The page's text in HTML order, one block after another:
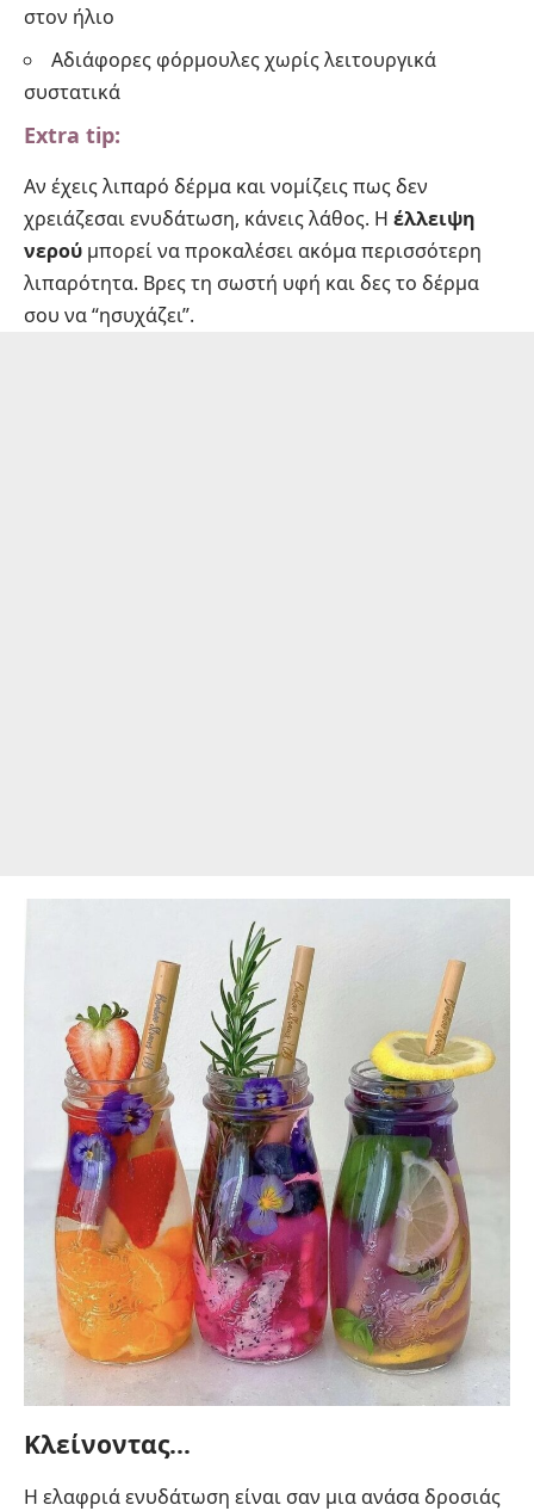
στον ήλιο
Αδιάφορες φόρμουλες χωρίς λειτουργικά
συστατικά
Extra tip:
Αν έχεις λιπαρό δέρμα και νομίζεις πως δεν
χρειάζεσαι ενυδάτωση, κάνεις λάθος. Η έλλειψη
νερού μπορεί να προκαλέσει ακόμα περισσότερη
λιπαρότητα. Βρες τη σωστή υφή και δες το δέρμα
σου να “ησυχάζει”.
Κλείνοντας…
Η ελαφριά ενυδάτωση είναι σαν μια ανάσα δροσιάς